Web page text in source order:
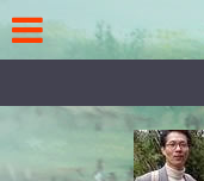
to
content